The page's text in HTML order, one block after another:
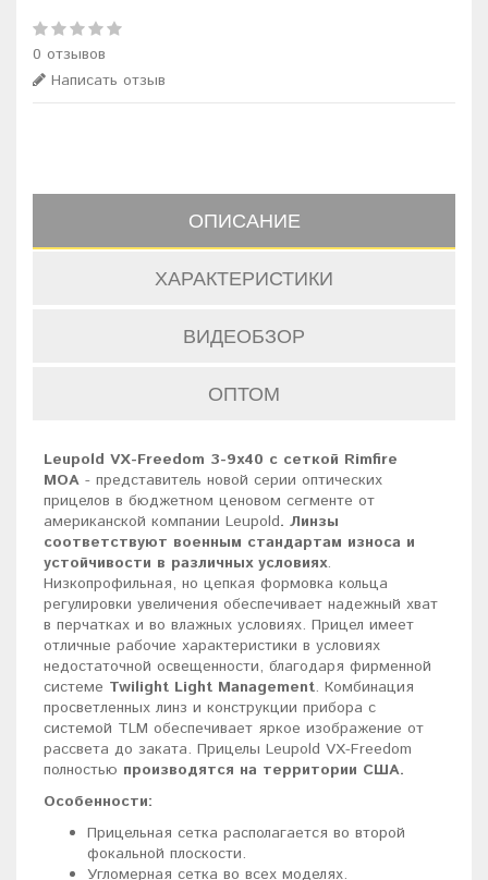
0 отзывов
Написать отзыв
ОПИСАНИЕ
ХАРАКТЕРИСТИКИ
ВИДЕОБЗОР
ОПТОМ
Leupold VX-Freedom 3-9x40 c сеткой Rimfire
MOA - представитель новой серии оптических
прицелов в бюджетном ценовом сегменте от
американской компании Leupold. Линзы
соответствуют военным стандартам износа и
устойчивости в различных условиях.
Низкопрофильная, но цепкая формовка кольца
регулировки увеличения обеспечивает надежный хват
в перчатках и во влажных условиях. Прицел имеет
отличные рабочие характеристики в условиях
недостаточной освещенности, благодаря фирменной
системе Twilight Light Management. Комбинация
просветленных линз и конструкции прибора с
системой TLM обеспечивает яркое изображение от
рассвета до заката. Прицелы Leupold VX-Freedom
полностью производятся на территории США.
Особенности:
Прицельная сетка располагается во второй
фокальной плоскости.
Угломерная сетка во всех моделях.